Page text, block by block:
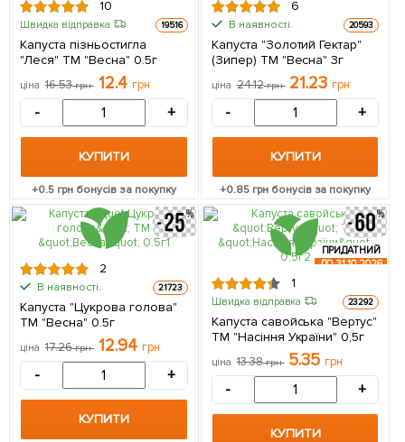
10
Швидка відправка 19516
Капуста пізньостигла
"Леся" ТМ "Весна" 0.5г
ціна 16.53грн 12.4 грн
- +
КУПИТИ
+0.5 грн бонусів за покупку
6
В наявності. 20593
Капуста "Золотий Гектар"
(Зипер) ТМ "Весна" 3г
ціна 24.12грн 21.23 грн
- +
КУПИТИ
+0.85грн бонусів за покупку
2
В наявності. 21723
Капуста "Цукрова голова"
ТМ "Весна" 0.5г
ціна 17.26грн 12.94 грн
- +
КУПИТИ
ПРИДАТНИЙ
ДО 31.10.2026
1
Швидка відправка 23292
Капуста савойська "Вертус"
ТМ "Насіння України" 0,5г
ціна 13.38грн 5.35 грн
- +
КУПИТИ